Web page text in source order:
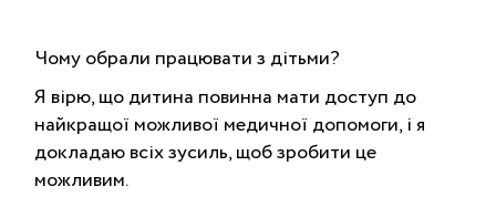
Чому обрали працювати з дітьми?
Я вірю, що дитина повинна мати доступ до
найкращої можливої медичної допомоги, і я
докладаю всіх зусиль, щоб зробити це
можливим.